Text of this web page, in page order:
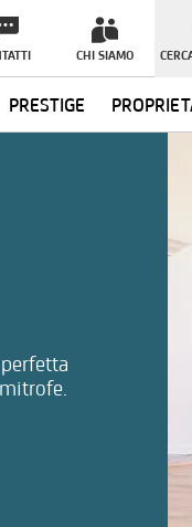
PRESTIGE
CHI SIAMO